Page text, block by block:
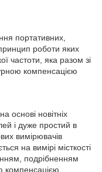
портативних,
роботи яких
частоти, яка разом зі
компенсацією
основі новітніх
і дуже простий в
вимірювачів
на вимірі місткості
подрібненням
компенсацією